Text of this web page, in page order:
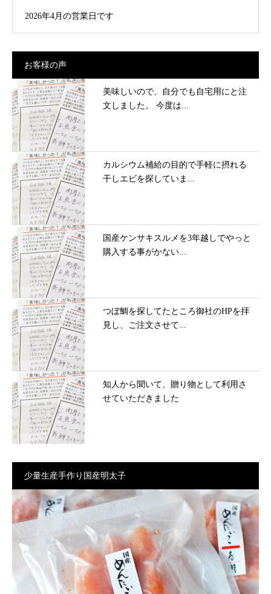
2026年4月の営業日です
お客様の声
美味しいので、自分でも自宅用にと注
文しました。 今度は...
カルシウム補給の目的で手軽に摂れる
干しエビを探していま...
国産ケンサキスルメを3年越しでやっと
購入する事がかない...
つぼ鯛を探してたところ御社のHPを拝
見し、ご注文させて...
知人から聞いて、贈り物として利用さ
せていただきました
少量生産手作り国産明太子